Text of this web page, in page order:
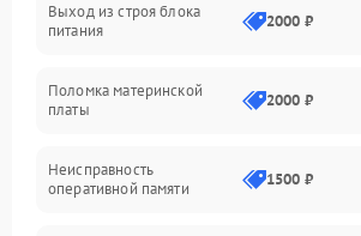
Повреждение корпуса
Повреждение разъёмов (USB, HDMI и др.)
Выход из строя блока
питания
2000 ₽
Поломка материнской
платы
2000 ₽
Неисправность
оперативной памяти
1500 ₽